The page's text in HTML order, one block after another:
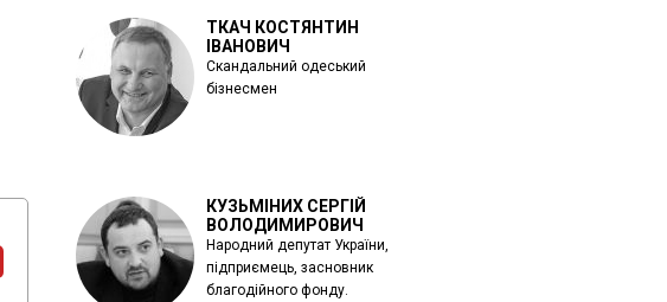
ТКАЧ КОСТЯНТИН
ІВАНОВИЧ
Скандальний одеський
бізнесмен
КУЗЬМІНИХ СЕРГІЙ
ВОЛОДИМИРОВИЧ
Народний депутат України,
підприємець, засновник
благодійного фонду.